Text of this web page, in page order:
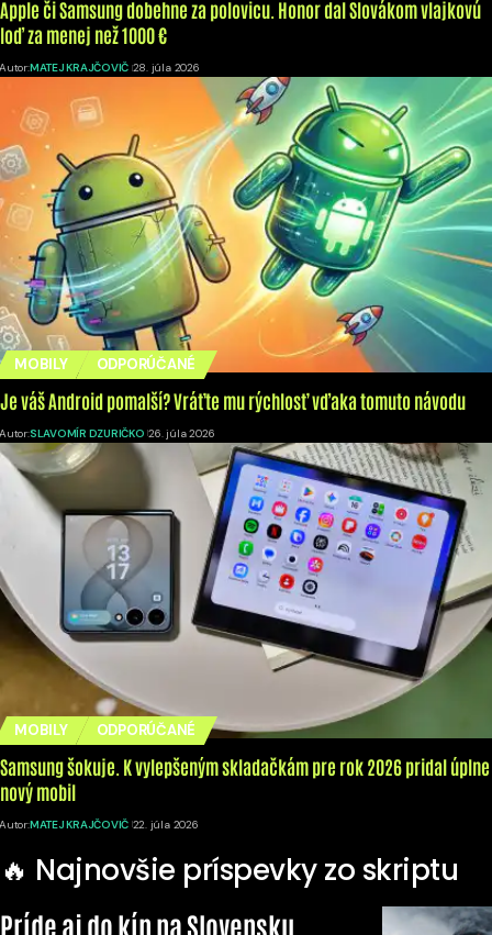
Apple či Samsung dobehne za polovicu. Honor dal Slovákom vlajkovú
loď za menej než 1000 €
Autor:MATEJ KRAJČOVIČ 28. júla 2026
MOBILY ODPORÚČANÉ
Je váš Android pomalší? Vráťte mu rýchlosť vďaka tomuto návodu
Autor:SLAVOMÍR DZURIČKO 26. júla 2026
MOBILY ODPORÚČANÉ
Samsung šokuje. K vylepšeným skladačkám pre rok 2026 pridal úplne
nový mobil
Autor:MATEJ KRAJČOVIČ 22. júla 2026
🔥 Najnovšie príspevky zo skriptu
Príde aj do kín na Slovensku.